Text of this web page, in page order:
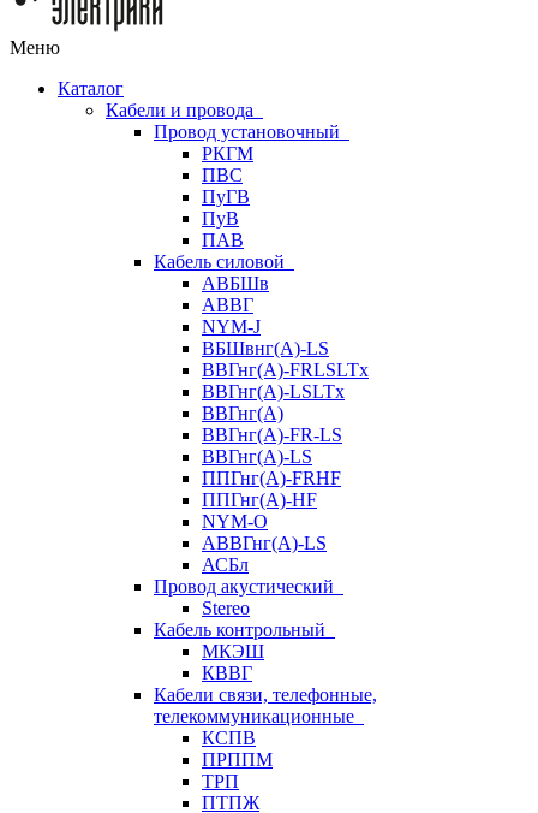
Меню
Каталог
Кабели и провода
Провод установочный
РКГМ
ПВС
ПуГВ
ПуВ
ПАВ
Кабель силовой
АВБШв
АВВГ
NYM-J
ВБШвнг(А)-LS
ВВГнг(A)-FRLSLTx
ВВГнг(A)-LSLTx
ВВГнг(А)
ВВГнг(А)-FR-LS
ВВГнг(А)-LS
ППГнг(А)-FRHF
ППГнг(А)-HF
NYM-O
АВВГнг(А)-LS
АСБл
Провод акустический
Stereo
Кабель контрольный
МКЭШ
КВВГ
Кабели связи, телефонные,
телекоммуникационные
КСПВ
ПРППМ
ТРП
ПТПЖ